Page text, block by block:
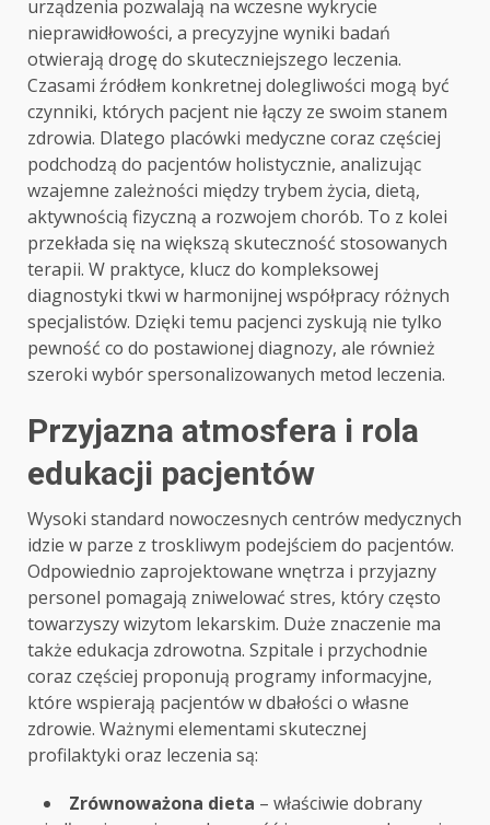
urządzenia pozwalają na wczesne wykrycie
nieprawidłowości, a precyzyjne wyniki badań
otwierają drogę do skuteczniejszego leczenia.
Czasami źródłem konkretnej dolegliwości mogą być
czynniki, których pacjent nie łączy ze swoim stanem
zdrowia. Dlatego placówki medyczne coraz częściej
podchodzą do pacjentów holistycznie, analizując
wzajemne zależności między trybem życia, dietą,
aktywnością fizyczną a rozwojem chorób. To z kolei
przekłada się na większą skuteczność stosowanych
terapii. W praktyce, klucz do kompleksowej
diagnostyki tkwi w harmonijnej współpracy różnych
specjalistów. Dzięki temu pacjenci zyskują nie tylko
pewność co do postawionej diagnozy, ale również
szeroki wybór spersonalizowanych metod leczenia.
Przyjazna atmosfera i rola
edukacji pacjentów
Wysoki standard nowoczesnych centrów medycznych
idzie w parze z troskliwym podejściem do pacjentów.
Odpowiednio zaprojektowane wnętrza i przyjazny
personel pomagają zniwelować stres, który często
towarzyszy wizytom lekarskim. Duże znaczenie ma
także edukacja zdrowotna. Szpitale i przychodnie
coraz częściej proponują programy informacyjne,
które wspierają pacjentów w dbałości o własne
zdrowie. Ważnymi elementami skutecznej
profilaktyki oraz leczenia są:
Zrównoważona dieta – właściwie dobrany